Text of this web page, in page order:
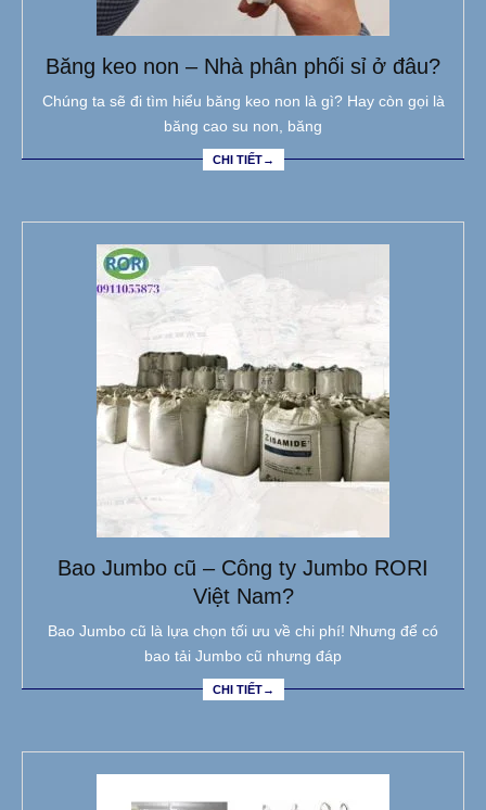
Băng keo non – Nhà phân phối sỉ ở đâu?
Chúng ta sẽ đi tìm hiểu băng keo non là gì? Hay còn gọi là
băng cao su non, băng
CHI TIẾT→
Bao Jumbo cũ – Công ty Jumbo RORI
Việt Nam?
Bao Jumbo cũ là lựa chọn tối ưu về chi phí! Nhưng để có
bao tải Jumbo cũ nhưng đáp
CHI TIẾT→